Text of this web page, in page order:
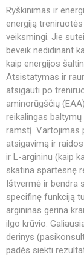
Ryškinimas ir
energiją
veiksmingi. Jie
beveik nedidinant
kaip energijos
Atsistatymas ir
atsigauti po
aminorūgščių
reikalingas
ramstį. Vartojimas
atsigavimą ir
ir L-argininu (kaip
skatina spartesnę
Ištvermė ir bendra
specifinę funkciją
argininas gerina
ilgo krūvio.
derinys
padės siekti